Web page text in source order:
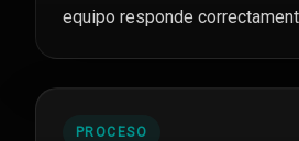
equipo responde
PROCESO